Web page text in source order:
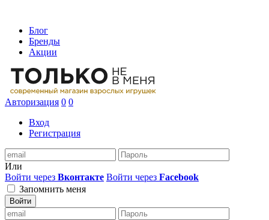
Блог
Бренды
Акции
Авторизация 0 0
Вход
Регистрация
Или
Войти через Вконтакте Войти через Facebook
Запомнить меня
Войти